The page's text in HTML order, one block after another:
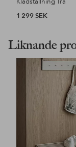
1 299 SEK
Liknande